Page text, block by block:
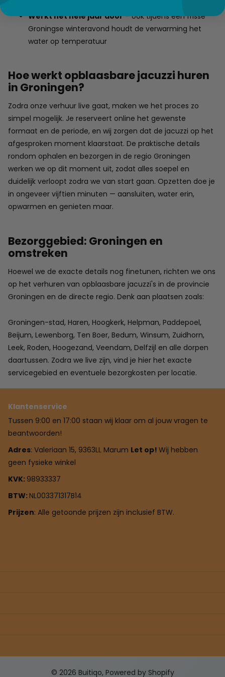
Werkt het hele jaar door– ook tijdens een frisse
Groningse winteravond houdt de verwarming het
water op temperatuur
Hoe werkt opblaasbare jacuzzi huren
in Groningen?
Zodra onze verhuur live gaat, maken we het proces zo
simpel mogelijk. Je reserveert online het gewenste
formaat en de periode, en wij zorgen dat de jacuzzi op het
afgesproken moment klaarstaat. De praktische details
rondom ophalen en bezorgen in de regio Groningen
werken we op dit moment uit, zodat alles soepel en
duidelijk verloopt zodra we van start gaan. Opzetten doe je
in ongeveer vijftien minuten — aansluiten, water erin,
opwarmen en genieten maar.
Bezorggebied: Groningen en
omstreken
Hoewel we de exacte details nog finetunen, richten we ons
op het verhuren van opblaasbare jacuzzi's in de provincie
Groningen en de directe regio. Denk aan plaatsen zoals:
Groningen-stad, Haren, Hoogkerk, Helpman, Paddepoel,
Beijum, Lewenborg, Ten Boer, Bedum, Winsum, Zuidhorn,
Leek, Roden, Hoogezand, Veendam, Delfzijl en alle dorpen
daartussen. Zodra we live zijn, vind je hier het exacte
servicegebied en eventuele bezorgkosten per locatie.
Klantenservice
Tussen 9:00 en 17:00 staan wij klaar om al jouw vragen te
beantwoorden!
Adres: Valeriaan 15, 9363LL Marum Let op! Wij hebben
geen fysieke winkel
KVK: 98933337
BTW:NL003371317B14
Prijzen: Alle getoonde prijzen zijn inclusief BTW.
© 2026 Buitiqo, Powered by Shopify